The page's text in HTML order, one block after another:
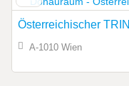
Österreichischer
A-1010 Wien